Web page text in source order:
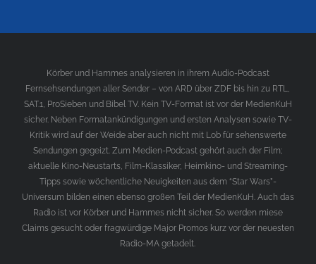
Körber und Hammes analysieren in ihrem Audio-Podcast
Fernsehsendungen aller Sender – von ARD über ZDF bis hin zu RTL,
SAT.1, ProSieben und Bibel TV. Kein TV-Format ist vor der MedienKuH
sicher. Neben Formatankündigungen und ersten Analysen sowie TV-
Kritik wird auf der Weide aber auch nicht mit Lob für sehenswerte
Sendungen gegeizt. Zum Medien-Podcast gehört auch der Film;
aktuelle Kino-Neustarts, Film-Klassiker, Heimkino- und Streaming-
Tipps sowie wöchentliche Neuigkeiten aus dem “Star Wars”-
Universum bilden einen ebenso großen Teil der MedienKuH. Auch das
Radio ist vor Körber und Hammes nicht sicher. So werden miese
Claims gesucht oder fragwürdige Major Promos kurz vor der neuesten
Radio-MA getadelt.